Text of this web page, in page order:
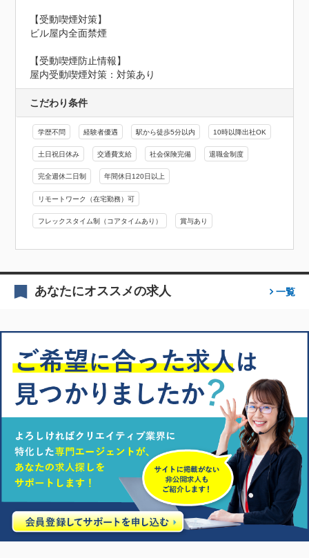
【受動喫煙対策】
ビル屋内全面禁煙
【受動喫煙防止情報】
屋内受動喫煙対策：対策あり
こだわり条件
学歴不問 経験者優遇 駅から徒歩5分以内 10時以降出社OK
土日祝日休み 交通費支給 社会保険完備 退職金制度
完全週休二日制 年間休日120日以上
リモートワーク（在宅勤務）可
フレックスタイム制（コアタイムあり） 賞与あり
あなたにオススメの求人 一覧